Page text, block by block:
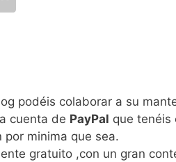
podéis colaborar a su
cuenta de PayPal que tenéis
minima que sea.
gratuito ,con un gran